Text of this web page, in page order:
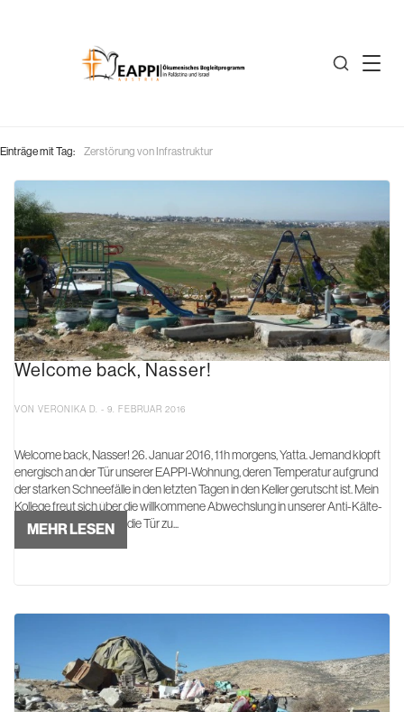
Einträge mit Tag: Zerstörung von Infrastruktur
Welcome back, Nasser!
VON VERONIKA D. - 9. FEBRUAR 2016
Welcome back, Nasser! 26. Januar 2016, 11h morgens, Yatta. Jemand klopft
energisch an der Tür unserer EAPPI-Wohnung, deren Temperatur aufgrund
der starken Schneefälle in den letzten Tagen in den Keller gerutscht ist. Mein
Kollege freut sich über die willkommene Abwechslung in unserer Anti-Kälte-
Routine und beeilt sich, die Tür zu...
MEHR LESEN